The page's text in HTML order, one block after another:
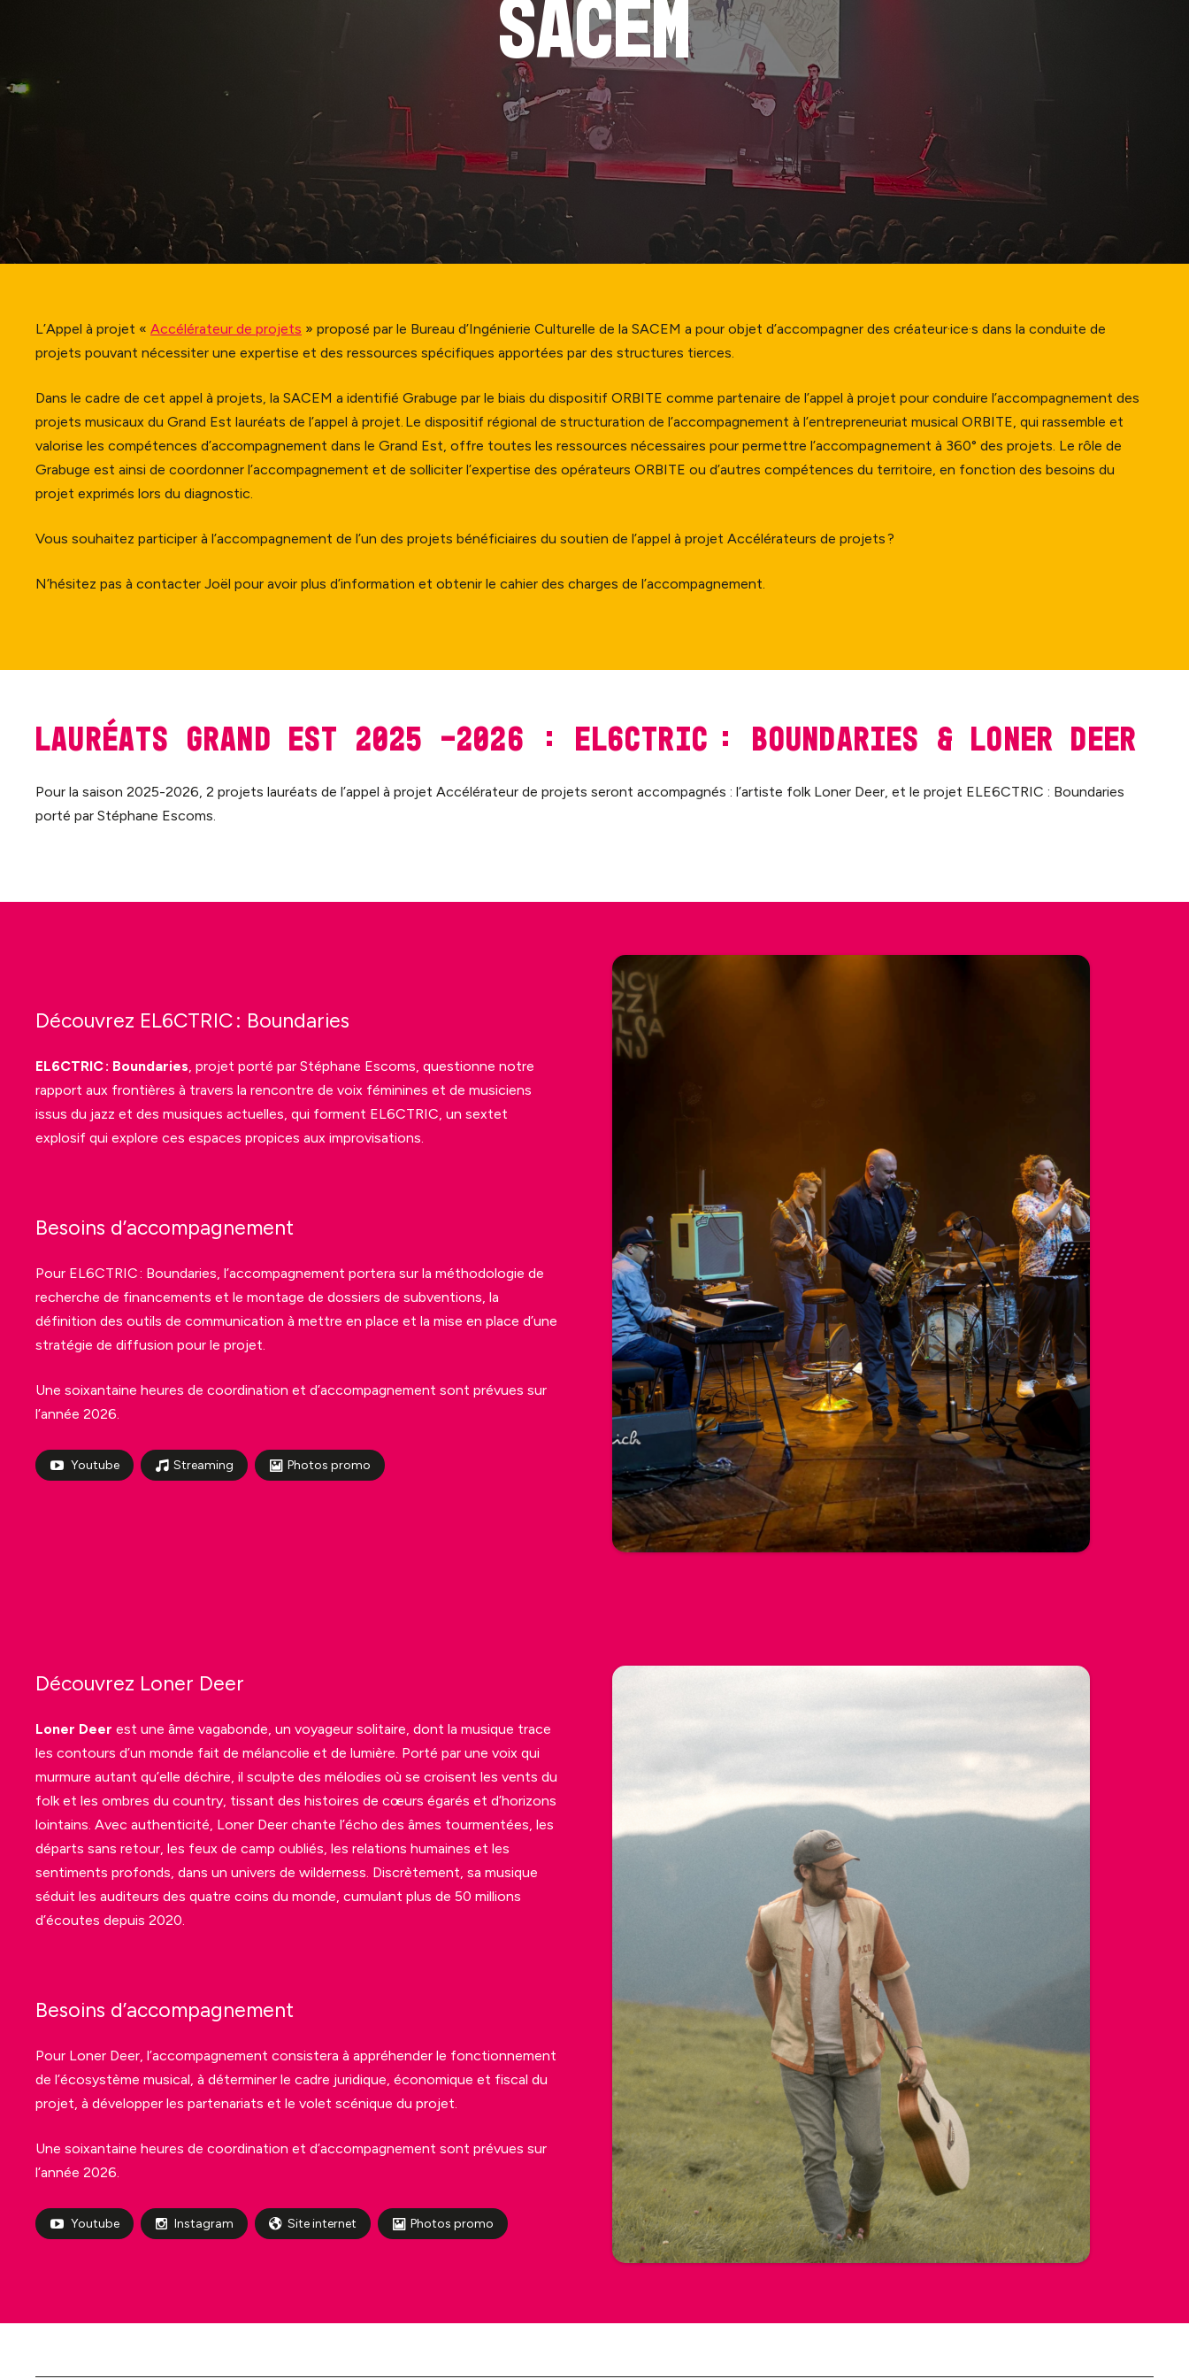
SACEM
L’Appel à projet « Accélérateur de projets » proposé par le Bureau d’Ingénierie Culturelle de la SACEM a pour objet d’accompagner des créateur·ice·s dans la conduite de
projets pouvant nécessiter une expertise et des ressources spécifiques apportées par des structures tierces.
Dans le cadre de cet appel à projets, la SACEM a identifié Grabuge par le biais du dispositif ORBITE comme partenaire de l’appel à projet pour conduire l’accompagnement des
projets musicaux du Grand Est lauréats de l’appel à projet. Le dispositif régional de structuration de l’accompagnement à l’entrepreneuriat musical ORBITE, qui rassemble et
valorise les compétences d’accompagnement dans le Grand Est, offre toutes les ressources nécessaires pour permettre l’accompagnement à 360° des projets. Le rôle de
Grabuge est ainsi de coordonner l’accompagnement et de solliciter l’expertise des opérateurs ORBITE ou d’autres compétences du territoire, en fonction des besoins du
projet exprimés lors du diagnostic.
Vous souhaitez participer à l’accompagnement de l’un des projets bénéficiaires du soutien de l’appel à projet Accélérateurs de projets ?
N’hésitez pas à contacter Joël pour avoir plus d’information et obtenir le cahier des charges de l’accompagnement.
Lauréats Grand Est 2025 -2026 : EL6CTRIC : Boundaries & Loner Deer
Pour la saison 2025-2026, 2 projets lauréats de l’appel à projet Accélérateur de projets seront accompagnés : l’artiste folk Loner Deer, et le projet ELE6CTRIC : Boundaries
porté par Stéphane Escoms.
Découvrez EL6CTRIC : Boundaries
EL6CTRIC : Boundaries, projet porté par Stéphane Escoms, questionne notre
rapport aux frontières à travers la rencontre de voix féminines et de musiciens
issus du jazz et des musiques actuelles, qui forment EL6CTRIC, un sextet
explosif qui explore ces espaces propices aux improvisations.
Besoins d’accompagnement
Pour EL6CTRIC : Boundaries, l’accompagnement portera sur la méthodologie de
recherche de financements et le montage de dossiers de subventions, la
définition des outils de communication à mettre en place et la mise en place d’une
stratégie de diffusion pour le projet.
Une soixantaine heures de coordination et d’accompagnement sont prévues sur
l’année 2026.
Youtube Streaming Photos promo
Découvrez Loner Deer
Loner Deer est une âme vagabonde, un voyageur solitaire, dont la musique trace
les contours d’un monde fait de mélancolie et de lumière. Porté par une voix qui
murmure autant qu’elle déchire, il sculpte des mélodies où se croisent les vents du
folk et les ombres du country, tissant des histoires de cœurs égarés et d’horizons
lointains. Avec authenticité, Loner Deer chante l’écho des âmes tourmentées, les
départs sans retour, les feux de camp oubliés, les relations humaines et les
sentiments profonds, dans un univers de wilderness. Discrètement, sa musique
séduit les auditeurs des quatre coins du monde, cumulant plus de 50 millions
d’écoutes depuis 2020.
Besoins d’accompagnement
Pour Loner Deer, l’accompagnement consistera à appréhender le fonctionnement
de l’écosystème musical, à déterminer le cadre juridique, économique et fiscal du
projet, à développer les partenariats et le volet scénique du projet.
Une soixantaine heures de coordination et d’accompagnement sont prévues sur
l’année 2026.
Youtube Instagram Site internet Photos promo